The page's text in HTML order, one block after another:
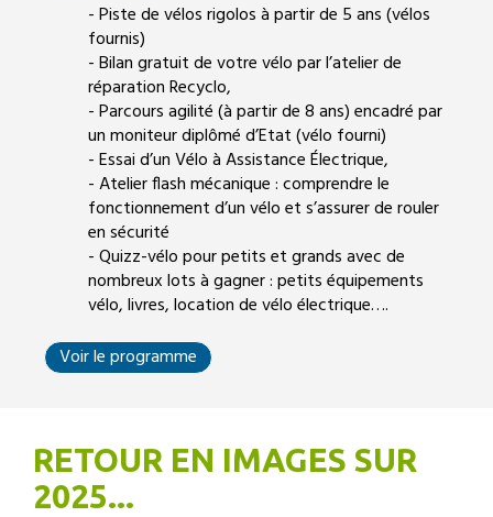
- Piste de vélos rigolos à partir de 5 ans (vélos
fournis)
- Bilan gratuit de votre vélo par l’atelier de
réparation Recyclo,
- Parcours agilité (à partir de 8 ans) encadré par
un moniteur diplômé d’Etat (vélo fourni)
- Essai d’un Vélo à Assistance Électrique,
- Atelier flash mécanique : comprendre le
fonctionnement d’un vélo et s’assurer de rouler
en sécurité
- Quizz-vélo pour petits et grands avec de
nombreux lots à gagner : petits équipements
vélo, livres, location de vélo électrique….
Voir le programme
RETOUR EN IMAGES SUR
2025...